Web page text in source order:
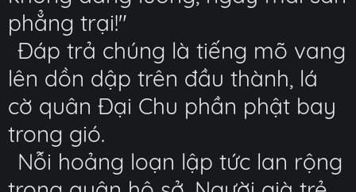
phẳng trại!"
Đáp trả chúng là tiếng mõ vang
lên dồn dập trên đầu thành, lá
cờ quân Đại Chu phần phật bay
trong gió.
Nỗi hoảng loạn lập tức lan rộng